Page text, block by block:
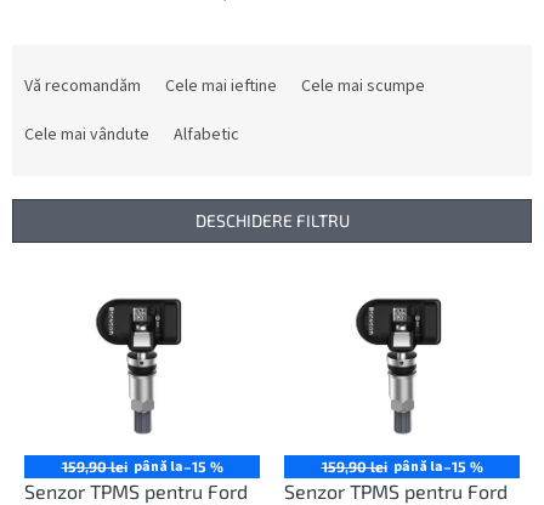
r
Vă recomandăm Cele mai ieftine
Cele mai scumpe
Cele mai vândute
Alfabetic
DESCHIDERE FILTRU
159,90 lei până la–15 %
Senzor TPMS pentru Ford
159,90 lei până la–15 %
Senzor TPMS pentru Ford